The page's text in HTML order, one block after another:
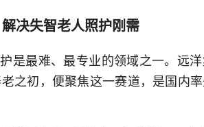
决失智老人照护刚需
是最难、最专业的领域之一。远
之初，便聚焦这一赛道，是国内